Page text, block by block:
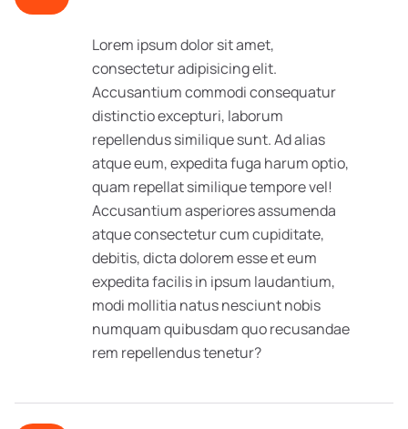
Lorem ipsum dolor sit amet,
consectetur adipisicing elit.
Accusantium commodi consequatur
distinctio excepturi, laborum
repellendus similique sunt. Ad alias
atque eum, expedita fuga harum optio,
quam repellat similique tempore vel!
Accusantium asperiores assumenda
atque consectetur cum cupiditate,
debitis, dicta dolorem esse et eum
expedita facilis in ipsum laudantium,
modi mollitia natus nesciunt nobis
numquam quibusdam quo recusandae
rem repellendus tenetur?